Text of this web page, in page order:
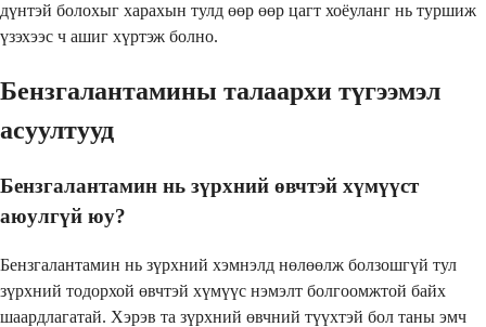
дүнтэй болохыг харахын тулд өөр өөр цагт хоёуланг нь туршиж
үзэхээс ч ашиг хүртэж болно.
Бензгалантамины талаархи түгээмэл
асуултууд
Бензгалантамин нь зүрхний өвчтэй хүмүүст
аюулгүй юу?
Бензгалантамин нь зүрхний хэмнэлд нөлөөлж болзошгүй тул
зүрхний тодорхой өвчтэй хүмүүс нэмэлт болгоомжтой байх
шаардлагатай. Хэрэв та зүрхний өвчний түүхтэй бол таны эмч